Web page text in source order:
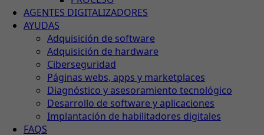
AGENTES DIGITALIZADORES
AYUDAS
Adquisición de software
Adquisición de hardware
Ciberseguridad
Páginas webs, apps y marketplaces
Diagnóstico y asesoramiento tecnológico
Desarrollo de software y aplicaciones
Implantación de habilitadores digitales
FAQS